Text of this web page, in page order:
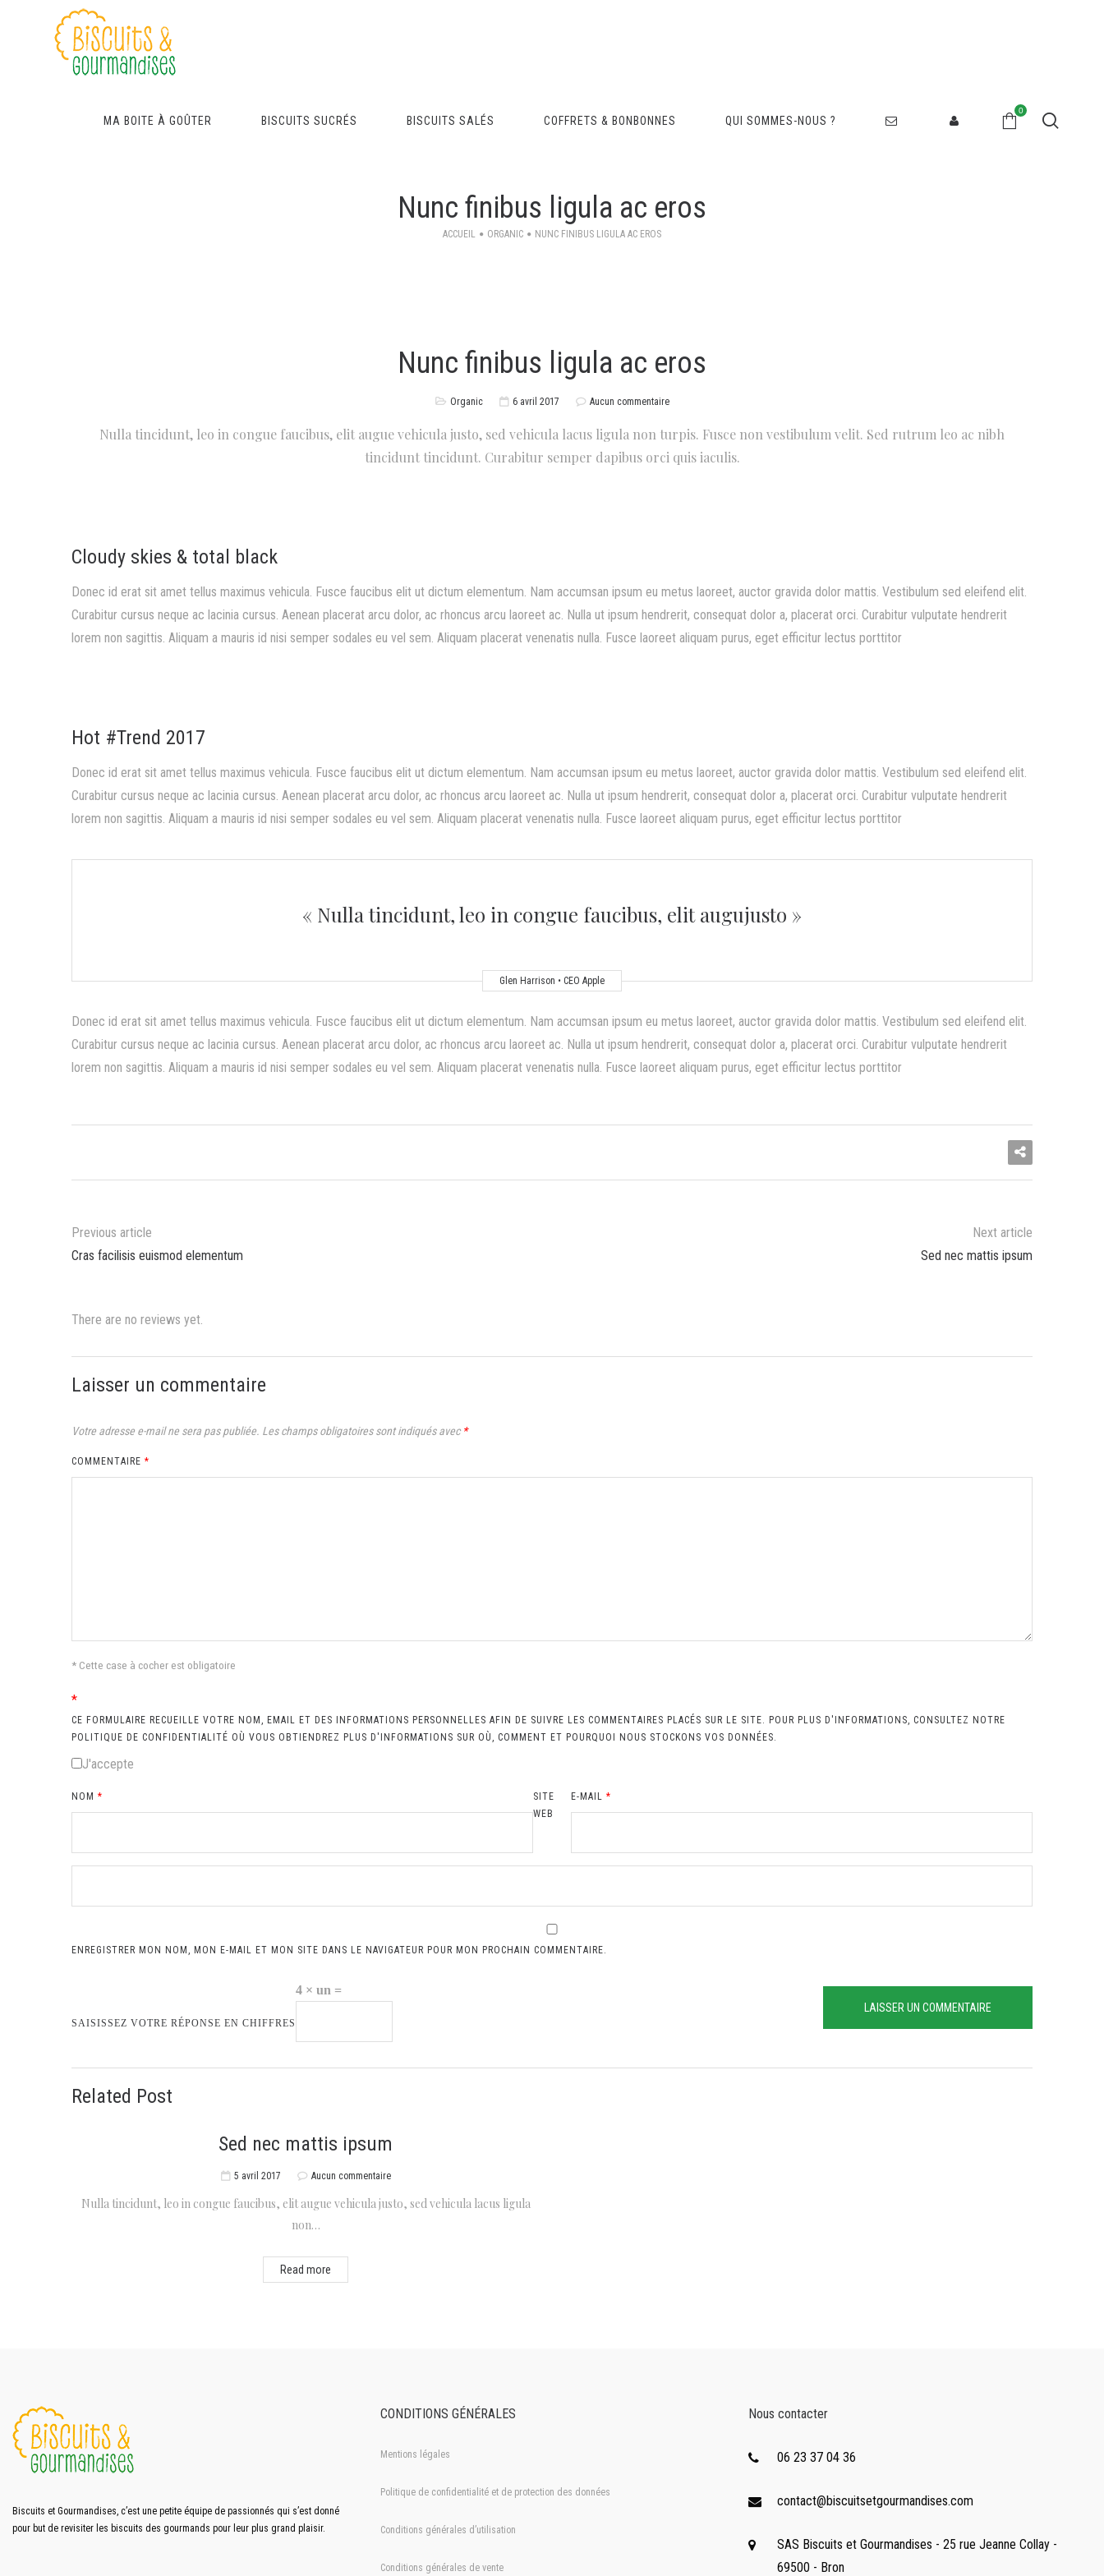
MA BOITE À GOÛTER BISCUITS SUCRÉS BISCUITS SALÉS COFFRETS & BONBONNES QUI SOMMES-NOUS ?
0
Nunc finibus ligula ac eros
ACCUEIL ORGANIC NUNC FINIBUS LIGULA AC EROS
Nunc finibus ligula ac eros
Organic 6 avril 2017 Aucun commentaire
Nulla tincidunt, leo in congue faucibus, elit augue vehicula justo, sed vehicula lacus ligula non turpis. Fusce non vestibulum velit. Sed rutrum leo ac nibh
tincidunt tincidunt. Curabitur semper dapibus orci quis iaculis.
Cloudy skies & total black
Donec id erat sit amet tellus maximus vehicula. Fusce faucibus elit ut dictum elementum. Nam accumsan ipsum eu metus laoreet, auctor gravida dolor mattis. Vestibulum sed eleifend elit.
Curabitur cursus neque ac lacinia cursus. Aenean placerat arcu dolor, ac rhoncus arcu laoreet ac. Nulla ut ipsum hendrerit, consequat dolor a, placerat orci. Curabitur vulputate hendrerit
lorem non sagittis. Aliquam a mauris id nisi semper sodales eu vel sem. Aliquam placerat venenatis nulla. Fusce laoreet aliquam purus, eget efficitur lectus porttitor
Hot #Trend 2017
Donec id erat sit amet tellus maximus vehicula. Fusce faucibus elit ut dictum elementum. Nam accumsan ipsum eu metus laoreet, auctor gravida dolor mattis. Vestibulum sed eleifend elit.
Curabitur cursus neque ac lacinia cursus. Aenean placerat arcu dolor, ac rhoncus arcu laoreet ac. Nulla ut ipsum hendrerit, consequat dolor a, placerat orci. Curabitur vulputate hendrerit
lorem non sagittis. Aliquam a mauris id nisi semper sodales eu vel sem. Aliquam placerat venenatis nulla. Fusce laoreet aliquam purus, eget efficitur lectus porttitor
« Nulla tincidunt, leo in congue faucibus, elit augujusto »
Glen Harrison • CEO Apple
Donec id erat sit amet tellus maximus vehicula. Fusce faucibus elit ut dictum elementum. Nam accumsan ipsum eu metus laoreet, auctor gravida dolor mattis. Vestibulum sed eleifend elit.
Curabitur cursus neque ac lacinia cursus. Aenean placerat arcu dolor, ac rhoncus arcu laoreet ac. Nulla ut ipsum hendrerit, consequat dolor a, placerat orci. Curabitur vulputate hendrerit
lorem non sagittis. Aliquam a mauris id nisi semper sodales eu vel sem. Aliquam placerat venenatis nulla. Fusce laoreet aliquam purus, eget efficitur lectus porttitor
Previous article
Cras facilisis euismod elementum
Next article
Sed nec mattis ipsum
There are no reviews yet.
Laisser un commentaire
Votre adresse e-mail ne sera pas publiée. Les champs obligatoires sont indiqués avec*
COMMENTAIRE *
* Cette case à cocher est obligatoire
*
CE FORMULAIRE RECUEILLE VOTRE NOM, EMAIL ET DES INFORMATIONS PERSONNELLES AFIN DE SUIVRE LES COMMENTAIRES PLACÉS SUR LE SITE. POUR PLUS D'INFORMATIONS, CONSULTEZ NOTRE
POLITIQUE DE CONFIDENTIALITÉ OÙ VOUS OBTIENDREZ PLUS D'INFORMATIONS SUR OÙ, COMMENT ET POURQUOI NOUS STOCKONS VOS DONNÉES.
J'accepte
NOM * E-MAIL*
SITE
WEB
ENREGISTRER MON NOM, MON E-MAIL ET MON SITE DANS LE NAVIGATEUR POUR MON PROCHAIN COMMENTAIRE.
SAISISSEZ VOTRE RÉPONSE EN CHIFFRES
4 × un =
Related Post
Sed nec mattis ipsum
5 avril 2017 Aucun commentaire
Nulla tincidunt, leo in congue faucibus, elit augue vehicula justo, sed vehicula lacus ligula
non…
Read more
Biscuits et Gourmandises, c’est une petite équipe de passionnés qui s’est donné
pour but de revisiter les biscuits des gourmands pour leur plus grand plaisir.
CONDITIONS GÉNÉRALES
Mentions légales
Politique de confidentialité et de protection des données
Conditions générales d’utilisation
Conditions générales de vente
Nous contacter
06 23 37 04 36
contact@biscuitsetgourmandises.com
SAS Biscuits et Gourmandises - 25 rue Jeanne Collay -
69500 - Bron